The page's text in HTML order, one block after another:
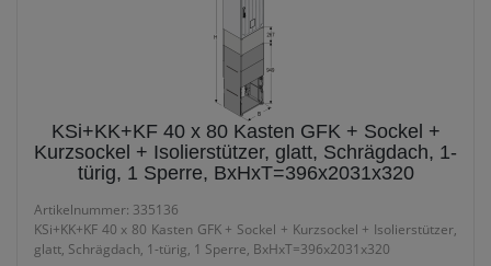
KSi+KK+KF 40 x 80 Kasten GFK + Sockel +
Kurzsockel + Isolierstützer, glatt, Schrägdach, 1-
türig, 1 Sperre, BxHxT=396x2031x320
Artikelnummer: 335136
KSi+KK+KF 40 x 80 Kasten GFK + Sockel + Kurzsockel + Isolierstützer,
glatt, Schrägdach, 1-türig, 1 Sperre, BxHxT=396x2031x320